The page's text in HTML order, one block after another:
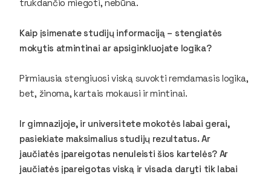
trukdančio miegoti, nebūna.
Kaip įsimenate studijų informaciją – stengiatės
mokytis atmintinai ar apsiginkluojate logika?
Pirmiausia stengiuosi viską suvokti remdamasis logika,
bet, žinoma, kartais mokausi ir mintinai.
Ir gimnazijoje, ir universitete mokotės labai gerai,
pasiekiate maksimalius studijų rezultatus. Ar
jaučiatės įpareigotas nenuleisti šios kartelės? Ar
jaučiatės įpareigotas viską ir visada daryti tik labai